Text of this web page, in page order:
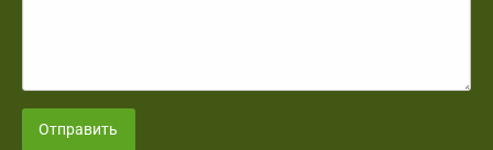
Отправить